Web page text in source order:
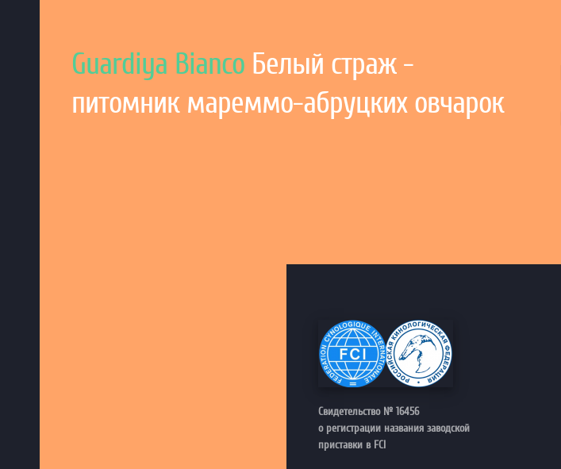
Guardiya Bianco Белый страж -
питомник мареммо-абруцких овчарок
Свидетельство № 16456
о регистрации названия заводской
приставки в FCI